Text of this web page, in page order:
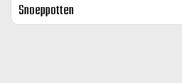
Snoeppotten